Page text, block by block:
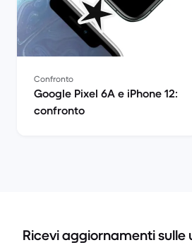
Confronto
Google Pixel 6A e iPhone 12:
confronto
Ricevi aggiornamenti